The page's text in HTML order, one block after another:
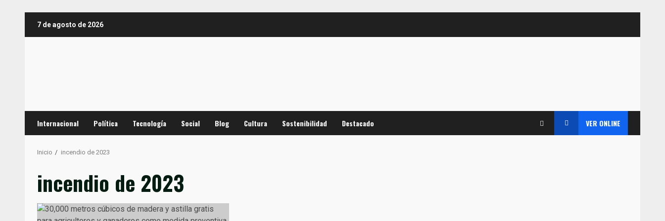
7 de agosto de 2026
Internacional Política Tecnología Social Blog Cultura Sostenibilidad Destacado VER ONLINE
Inicio incendio de 2023
incendio de 2023